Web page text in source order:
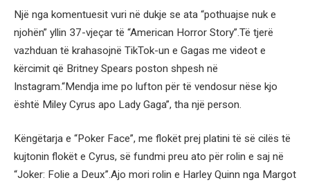
Një nga komentuesit vuri në dukje se ata “pothuajse nuk e
njohën” yllin 37-vjeçar të “American Horror Story”.Të tjerë
vazhduan të krahasojnë TikTok-un e Gagas me videot e
kërcimit që Britney Spears poston shpesh në
Instagram.“Mendja ime po lufton për të vendosur nëse kjo
është Miley Cyrus apo Lady Gaga”, tha një person.
Këngëtarja e “Poker Face”, me flokët prej platini të së cilës të
kujtonin flokët e Cyrus, së fundmi preu ato për rolin e saj në
“Joker: Folie a Deux”.Ajo mori rolin e Harley Quinn nga Margot